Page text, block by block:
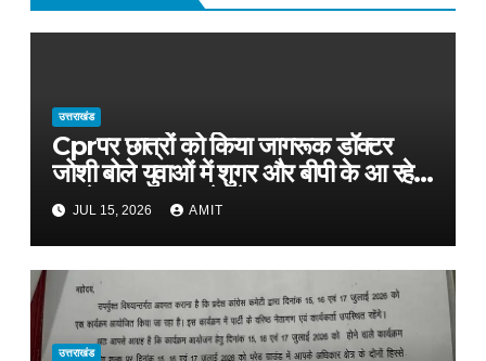
उत्तराखंड
Cprपर छात्रों को किया जागरूक डॉक्टर
जोशी बोले युवाओं में शुगर और बीपी के आ रहे
मामले, फास्ट फूड से रहे दूर
JUL 15, 2026 AMIT
उत्तराखंड